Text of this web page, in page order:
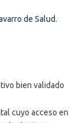
de Salud.
bien validado
cuyo acceso en